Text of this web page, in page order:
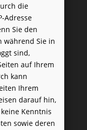
die
Adresse
Sie den
während Sie in
sind,
auf Ihrem
kann
Ihrem
darauf hin,
Kenntnis
sowie deren